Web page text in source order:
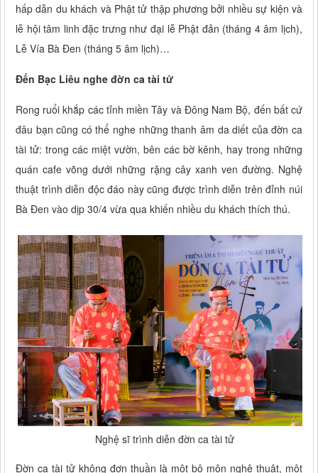
hấp dẫn du khách và Phật tử thập phương bởi nhiều sự kiện và
lễ hội tâm linh đặc trưng như đại lễ Phật đản (tháng 4 âm lịch),
Lễ Vía Bà Đen (tháng 5 âm lịch)…
Đến Bạc Liêu nghe đờn ca tài tử
Rong ruổi khắp các tỉnh miền Tây và Đông Nam Bộ, đến bất cứ
đâu bạn cũng có thể nghe những thanh âm da diết của đờn ca
tài tử: trong các miệt vườn, bên các bờ kênh, hay trong những
quán cafe võng dưới những rặng cây xanh ven đường. Nghệ
thuật trình diễn độc đáo này cũng được trình diễn trên đỉnh núi
Bà Đen vào dịp 30/4 vừa qua khiến nhiều du khách thích thú.
Nghệ sĩ trình diễn đờn ca tài tử
Đờn ca tài tử không đơn thuần là một bộ môn nghệ thuật, một